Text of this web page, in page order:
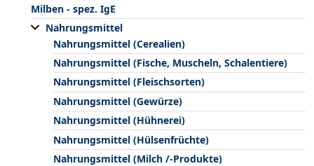
Milben - spez. IgE
Nahrungsmittel
Nahrungsmittel (Cerealien)
Nahrungsmittel (Fische, Muscheln, Schalentiere)
Nahrungsmittel (Fleischsorten)
Nahrungsmittel (Gewürze)
Nahrungsmittel (Hühnerei)
Nahrungsmittel (Hülsenfrüchte)
Nahrungsmittel (Milch /-Produkte)